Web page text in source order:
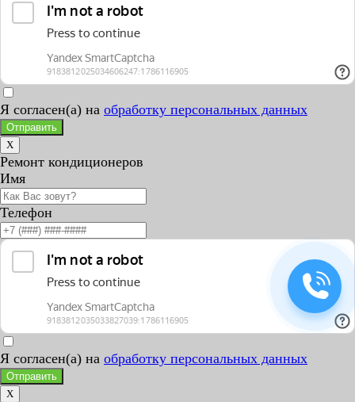
Я согласен(а) на обработку персональных данных
Отправить
X
Ремонт кондиционеров
Имя
Телефон
Я согласен(а) на обработку персональных данных
Отправить
X